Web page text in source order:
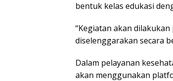
bentuk kelas edukasi
“Kegiatan akan
diselenggarakan secara
Dalam pelayanan
akan menggunakan